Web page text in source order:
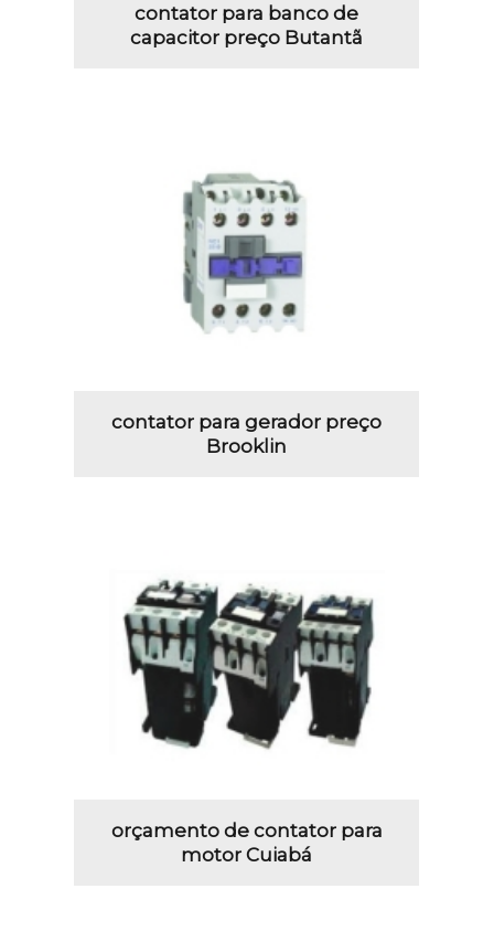
contator para banco de
capacitor preço Butantã
contator para gerador preço
Brooklin
orçamento de contator para
motor Cuiabá